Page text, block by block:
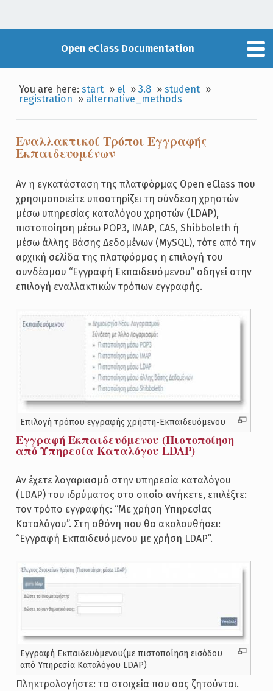
Open eClass Documentation
You are here:start » el »3.8 »student »
registration » alternative_methods
Εναλλακτικοί Τρόποι Εγγραφής
Εκπαιδευομένων
Αν η εγκατάσταση της πλατφόρμας Open eClass που
χρησιμοποιείτε υποστηρίζει τη σύνδεση χρηστών
μέσω υπηρεσίας καταλόγου χρηστών (LDAP),
πιστοποίηση μέσω POP3, ΙΜΑΡ, CAS, Shibboleth ή
μέσω άλλης Βάσης Δεδομένων (MySQL), τότε από την
αρχική σελίδα της πλατφόρμας η επιλογή του
συνδέσμου “Εγγραφή Εκπαιδευόμενου” οδηγεί στην
επιλογή εναλλακτικών τρόπων εγγραφής.
Επιλογή τρόπου εγγραφής χρήστη-Εκπαιδευόμενου
Εγγραφή Εκπαιδευόμενου (Πιστοποίηση
από Υπηρεσία Καταλόγου LDAP)
Αν έχετε λογαριασμό στην υπηρεσία καταλόγου
(LDAP) του ιδρύματος στο οποίο ανήκετε, επιλέξτε:
τον τρόπο εγγραφής: “Με χρήση Υπηρεσίας
Καταλόγου”. Στη οθόνη που θα ακολουθήσει:
“Εγγραφή Εκπαιδευόμενου με χρήση LDAP”.
Εγγραφή Εκπαιδευόμενου(με πιστοποίηση εισόδου
από Υπηρεσία Καταλόγου LDAP)
Πληκτρολογήστε: τα στοιχεία που σας ζητούνται.